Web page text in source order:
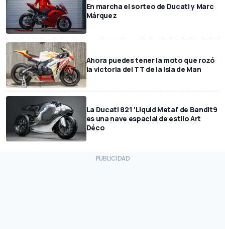
En marcha el sorteo de Ducati y Marc
Márquez
Ahora puedes tener la moto que rozó
la victoria del TT de la Isla de Man
La Ducati 821 'Liquid Metal' de Bandit9
es una nave espacial de estilo Art
Déco